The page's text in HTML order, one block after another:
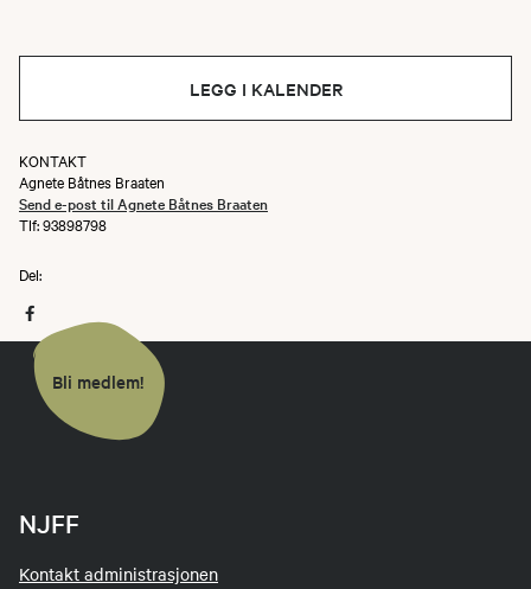
LEGG I KALENDER
KONTAKT
Agnete Båtnes Braaten
Send e-post til Agnete Båtnes Braaten
Tlf: 93898798
Del:
Bli medlem!
NJFF
Kontakt administrasjonen